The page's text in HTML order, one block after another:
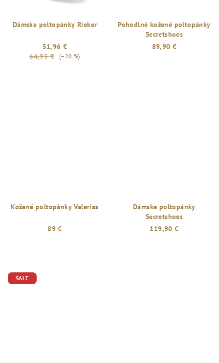
Dámske poltopánky Rieker
51,96 €
64,95 €
(–20 %)
Pohodlné kožené poltopánky
Secretshoes
89,90 €
Kožené poltopánky Valerias
89 €
Dámske poltopánky
Secretshoes
119,90 €
SALE